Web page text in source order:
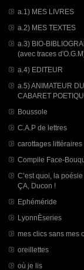
a.1) MES LIVRES
a.2) MES TEXTES
a.3) BIO-
(avec traces
a.4) EDITEUR
a.5) ANIMATEUR DU
CABARET
Boussole
C.A.P de lettres
carottages littéraires
Compile Face-
C’est quoi, la poésie
ÇA, Ducon !
Ephéméride
LyonnÈseries
mes clics sans mes
oreillettes
où je lis